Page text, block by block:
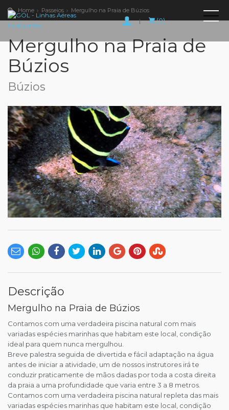
| (0)
Home Passeios Mergulho na Praia de Búzios
Mergulho na Praia de
Búzios
Búzios
Descrição
Mergulho na Praia de Búzios
Contamos com uma verdadeira piscina natural com mais
variadas espécies marinhas que habitam este local, condição
ideal para quem nunca mergulhou.
Breve palestra seguida de divertida e fácil adaptação na água
antes de iniciar a atividade, um de nossos instrutores irá te
conduzir praticamente de mãos dadas por toda a costa direita
da praia a uma profundidade que varia entre 3 a 8 metros.
Contamos com uma verdadeira piscina natural repleta das mais
variadas espécies marinhas que habitam este local, condição